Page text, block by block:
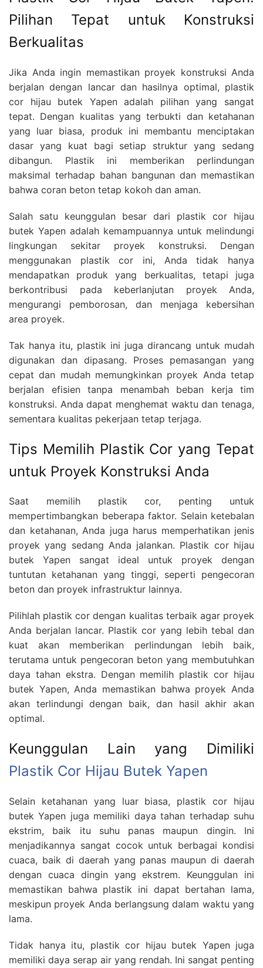
Pilihan Tepat untuk Konstruksi
Berkualitas
Jika Anda ingin memastikan proyek konstruksi Anda
berjalan dengan lancar dan hasilnya optimal, plastik
cor hijau butek Yapen adalah pilihan yang sangat
tepat. Dengan kualitas yang terbukti dan ketahanan
yang luar biasa, produk ini membantu menciptakan
dasar yang kuat bagi setiap struktur yang sedang
dibangun. Plastik ini memberikan perlindungan
maksimal terhadap bahan bangunan dan memastikan
bahwa coran beton tetap kokoh dan aman.
Salah satu keunggulan besar dari plastik cor hijau
butek Yapen adalah kemampuannya untuk melindungi
lingkungan sekitar proyek konstruksi. Dengan
menggunakan plastik cor ini, Anda tidak hanya
mendapatkan produk yang berkualitas, tetapi juga
berkontribusi pada keberlanjutan proyek Anda,
mengurangi pemborosan, dan menjaga kebersihan
area proyek.
Tak hanya itu, plastik ini juga dirancang untuk mudah
digunakan dan dipasang. Proses pemasangan yang
cepat dan mudah memungkinkan proyek Anda tetap
berjalan efisien tanpa menambah beban kerja tim
konstruksi. Anda dapat menghemat waktu dan tenaga,
sementara kualitas pekerjaan tetap terjaga.
Tips Memilih Plastik Cor yang Tepat
untuk Proyek Konstruksi Anda
Saat memilih plastik cor, penting untuk
mempertimbangkan beberapa faktor. Selain ketebalan
dan ketahanan, Anda juga harus memperhatikan jenis
proyek yang sedang Anda jalankan. Plastik cor hijau
butek Yapen sangat ideal untuk proyek dengan
tuntutan ketahanan yang tinggi, seperti pengecoran
beton dan proyek infrastruktur lainnya.
Pilihlah plastik cor dengan kualitas terbaik agar proyek
Anda berjalan lancar. Plastik cor yang lebih tebal dan
kuat akan memberikan perlindungan lebih baik,
terutama untuk pengecoran beton yang membutuhkan
daya tahan ekstra. Dengan memilih plastik cor hijau
butek Yapen, Anda memastikan bahwa proyek Anda
akan terlindungi dengan baik, dan hasil akhir akan
optimal.
Keunggulan Lain yang Dimiliki
Plastik Cor Hijau Butek Yapen
Selain ketahanan yang luar biasa, plastik cor hijau
butek Yapen juga memiliki daya tahan terhadap suhu
ekstrim, baik itu suhu panas maupun dingin. Ini
menjadikannya sangat cocok untuk berbagai kondisi
cuaca, baik di daerah yang panas maupun di daerah
dengan cuaca dingin yang ekstrem. Keunggulan ini
memastikan bahwa plastik ini dapat bertahan lama,
meskipun proyek Anda berlangsung dalam waktu yang
lama.
Tidak hanya itu, plastik cor hijau butek Yapen juga
memiliki daya serap air yang rendah. Ini sangat penting